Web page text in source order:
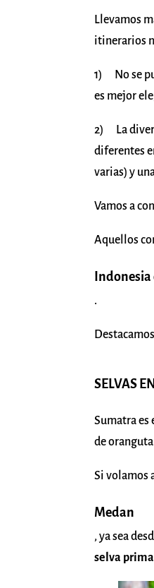
Llevamos
itinerarios
1) No se
es mejor
2) La
diferentes
varias) y
Vamos a
Aquellos
Indonesia
.
SELVAS
Sumatra es
de
Si volamos
Medan
, ya sea
selva